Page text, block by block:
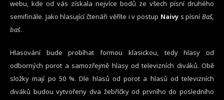
webu, kde od vás získala nejvíce bodů ze všech písní druhého
semifinále. Jako hlasující čtenáři věříte i v postup Naivys písníBaš,
baš.
Hlasování bude probíhat formou klasickou, tedy hlasy od
odborných porot a samozřejmě hlasy od televizních diváků. Obě
složky mají po 50 %. Dle hlasů od porot a hlasů od televizních
diváků budou vytvořeny dva žebříčky od prvního do posledního